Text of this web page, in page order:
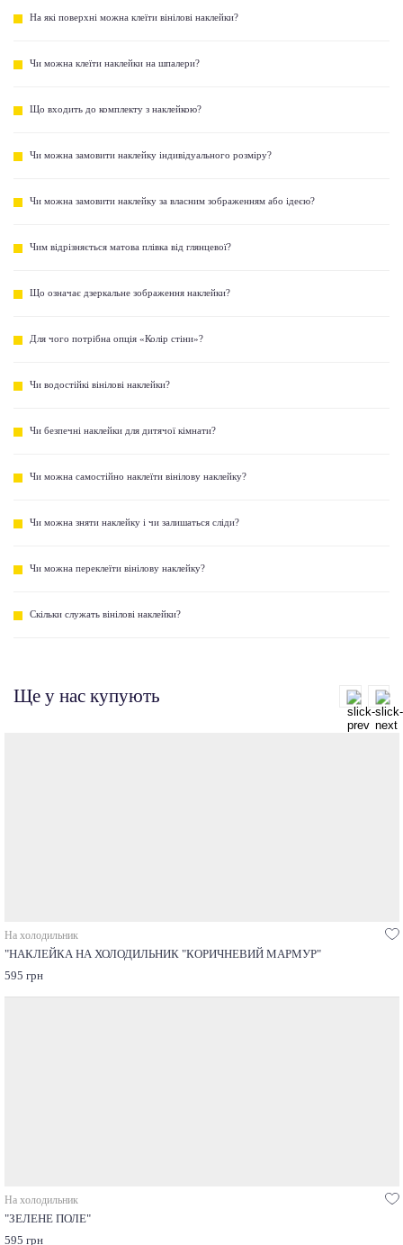
На які поверхні можна клеїти вінілові наклейки?
Чи можна клеїти наклейки на шпалери?
Що входить до комплекту з наклейкою?
Чи можна замовити наклейку індивідуального розміру?
Чи можна замовити наклейку за власним зображенням або ідеєю?
Чим відрізняється матова плівка від глянцевої?
Що означає дзеркальне зображення наклейки?
Для чого потрібна опція «Колір стіни»?
Чи водостійкі вінілові наклейки?
Чи безпечні наклейки для дитячої кімнати?
Чи можна самостійно наклеїти вінілову наклейку?
Чи можна зняти наклейку і чи залишаться сліди?
Чи можна переклеїти вінілову наклейку?
Скільки служать вінілові наклейки?
Ще у нас купують
На холодильник
"НАКЛЕЙКА НА ХОЛОДИЛЬНИК "КОРИЧНЕВИЙ МАРМУР"
595 грн
На холодильник
"ЗЕЛЕНЕ ПОЛЕ"
595 грн